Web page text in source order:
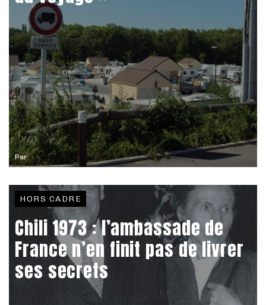
Par
HORS CADRE
Chili 1973 : l’ambassade de
France n’en finit pas de livrer
ses secrets